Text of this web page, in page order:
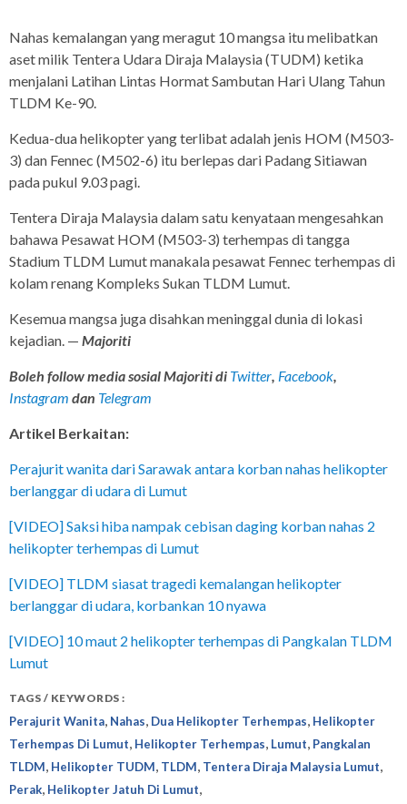
Nahas kemalangan yang meragut 10 mangsa itu melibatkan
aset milik Tentera Udara Diraja Malaysia (TUDM) ketika
menjalani Latihan Lintas Hormat Sambutan Hari Ulang Tahun
TLDM Ke-90.
Kedua-dua helikopter yang terlibat adalah jenis HOM (M503-
3) dan Fennec (M502-6) itu berlepas dari Padang Sitiawan
pada pukul 9.03 pagi.
Tentera Diraja Malaysia dalam satu kenyataan mengesahkan
bahawa Pesawat HOM (M503-3) terhempas di tangga
Stadium TLDM Lumut manakala pesawat Fennec terhempas di
kolam renang Kompleks Sukan TLDM Lumut.
Kesemua mangsa juga disahkan meninggal dunia di lokasi
kejadian. — Majoriti
Boleh follow media sosial Majoriti di Twitter, Facebook,
Instagram dan Telegram
Artikel Berkaitan:
Perajurit wanita dari Sarawak antara korban nahas helikopter
berlanggar di udara di Lumut
[VIDEO] Saksi hiba nampak cebisan daging korban nahas 2
helikopter terhempas di Lumut
[VIDEO] TLDM siasat tragedi kemalangan helikopter
berlanggar di udara, korbankan 10 nyawa
[VIDEO] 10 maut 2 helikopter terhempas di Pangkalan TLDM
Lumut
TAGS / KEYWORDS :
Perajurit Wanita, Nahas, Dua Helikopter Terhempas, Helikopter
Terhempas Di Lumut, Helikopter Terhempas, Lumut, Pangkalan
TLDM, Helikopter TUDM, TLDM, Tentera Diraja Malaysia Lumut,
Perak, Helikopter Jatuh Di Lumut,